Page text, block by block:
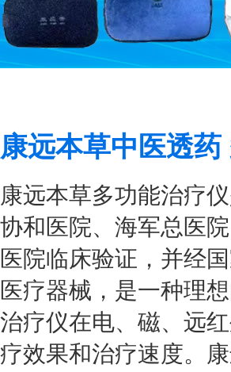
康远本草中医透
康远本草多功能治疗
协和医院、海军总医
医院临床验证，并经
医疗器械，是一种理
治疗仪在电、磁、远
疗效果和治疗速度。